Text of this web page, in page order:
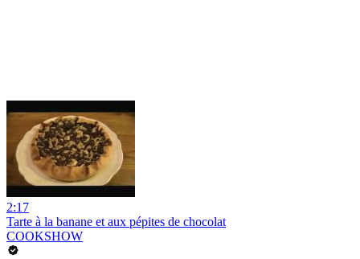
2:17
Tarte à la banane et aux pépites de chocolat
COOKSHOW